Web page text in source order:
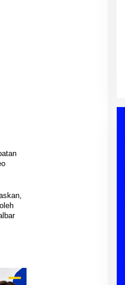
Minta Golkar
Kursi Pemilu:
Dekat Rakyat dan
Aspirasi
PARPOL, PEMERINTAHAN,
Selatan